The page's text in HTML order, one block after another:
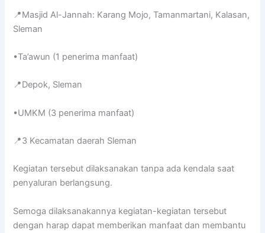
📍Masjid Al-Jannah: Karang Mojo, Tamanmartani, Kalasan,
Sleman
•Ta’awun (1 penerima manfaat)
📍Depok, Sleman
•UMKM (3 penerima manfaat)
📍3 Kecamatan daerah Sleman
Kegiatan tersebut dilaksanakan tanpa ada kendala saat
penyaluran berlangsung.
Semoga dilaksanakannya kegiatan-kegiatan tersebut
dengan harap dapat memberikan manfaat dan membantu